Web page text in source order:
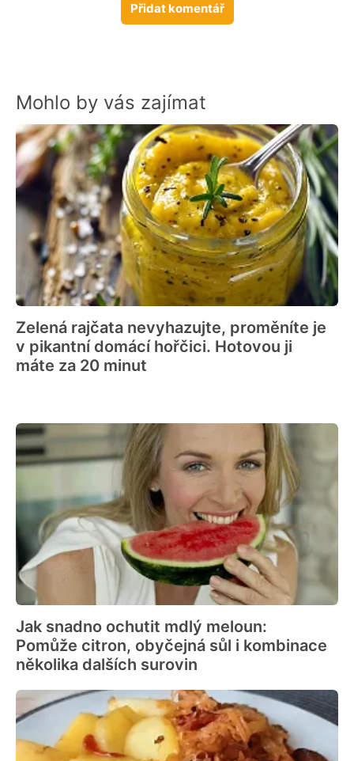
Přidat komentář
Mohlo by vás zajímat
Zelená rajčata nevyhazujte, proměníte je
v pikantní domácí hořčici. Hotovou ji
máte za 20 minut
Jak snadno ochutit mdlý meloun:
Pomůže citron, obyčejná sůl i kombinace
několika dalších surovin